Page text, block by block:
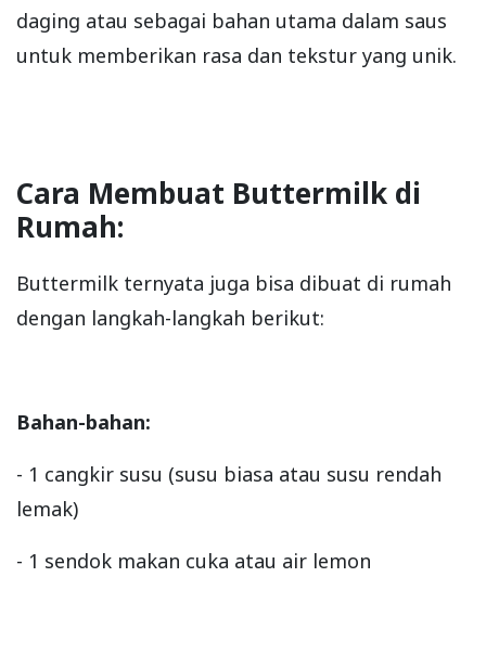
daging atau sebagai bahan utama dalam saus
untuk memberikan rasa dan tekstur yang unik.
Cara Membuat Buttermilk di
Rumah:
Buttermilk ternyata juga bisa dibuat di rumah
dengan langkah-langkah berikut:
Bahan-bahan:
- 1 cangkir susu (susu biasa atau susu rendah
lemak)
- 1 sendok makan cuka atau air lemon